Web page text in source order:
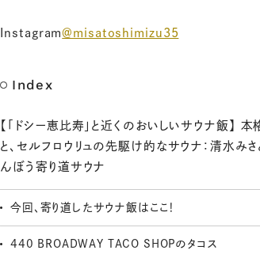
Instagram＠misatoshimizu35
Index
【「ドシー恵比寿」と近くのおいしいサウナ飯】 本
と、セルフロウリュの先駆け的なサウナ：清水みさ
んぼう寄り道サウナ
今回、寄り道したサウナ飯はここ！
440 BROADWAY TACO SHOPのタコス